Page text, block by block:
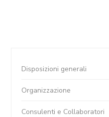
Disposizioni generali
Organizzazione
Consulenti e Collaboratori